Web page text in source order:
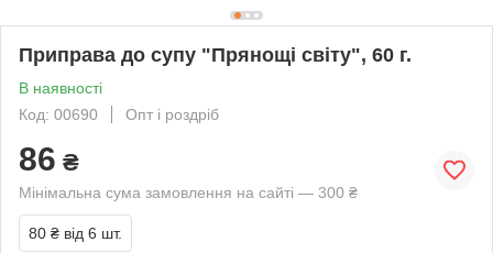
Приправа до супу "Прянощі світу", 60 г.
В наявності
Код: 00690
Опт і роздріб
86 ₴
Мінімальна сума замовлення на сайті — 300 ₴
80 ₴ від 6 шт.